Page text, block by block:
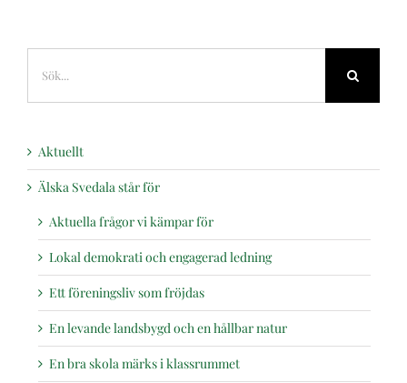
Sök
efter:
Aktuellt
Älska Svedala står för
Aktuella frågor vi kämpar för
Lokal demokrati och engagerad ledning
Ett föreningsliv som fröjdas
En levande landsbygd och en hållbar natur
En bra skola märks i klassrummet